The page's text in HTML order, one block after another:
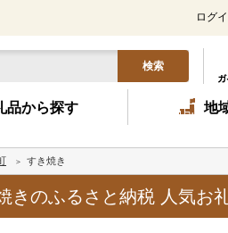
ログ
検索
品から探す 地
すき焼き
きのふるさと納税 人気お